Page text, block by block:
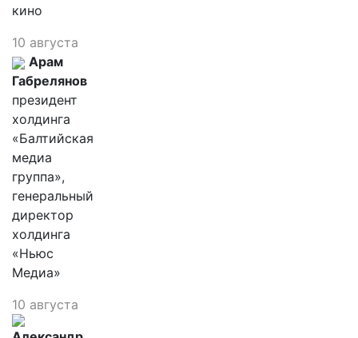
кино
10 августа
Арам
Габрелянов
президент
холдинга
«Балтийская
медиа
группа»,
генеральный
директор
холдинга
«Ньюс
Медиа»
10 августа